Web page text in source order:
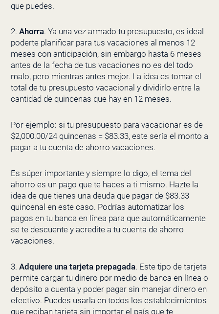
que puedes.
2. Ahorra. Ya una vez armado tu presupuesto, es ideal
poderte planificar para tus vacaciones al menos 12
meses con anticipación, sin embargo hasta 6 meses
antes de la fecha de tus vacaciones no es del todo
malo, pero mientras antes mejor. La idea es tomar el
total de tu presupuesto vacacional y dividirlo entre la
cantidad de quincenas que hay en 12 meses.
Por ejemplo: si tu presupuesto para vacacionar es de
$2,000.00/24 quincenas = $83.33, este sería el monto a
pagar a tu cuenta de ahorro vacaciones.
Es súper importante y siempre lo digo, el tema del
ahorro es un pago que te haces a ti mismo. Hazte la
idea de que tienes una deuda que pagar de $83.33
quincenal en este caso. Podrías automatizar los
pagos en tu banca en línea para que automáticamente
se te descuente y acredite a tu cuenta de ahorro
vacaciones.
3. Adquiere una tarjeta prepagada. Este tipo de tarjeta
permite cargar tu dinero por medio de banca en línea o
depósito a cuenta y poder pagar sin manejar dinero en
efectivo. Puedes usarla en todos los establecimientos
que reciban tarjeta sin importar el país que te